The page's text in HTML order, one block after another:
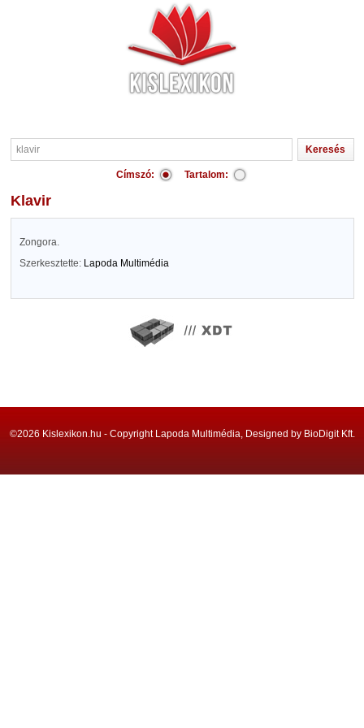
Címszó: Tartalom:
klavir
Zongora.
Szerkesztette: Lapoda Multimédia
©2026 Kislexikon.hu - Copyright Lapoda Multimédia, Designed by BioDigit Kft.